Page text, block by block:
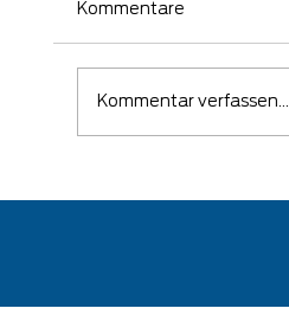
Kommentare
Kommentar verfassen...